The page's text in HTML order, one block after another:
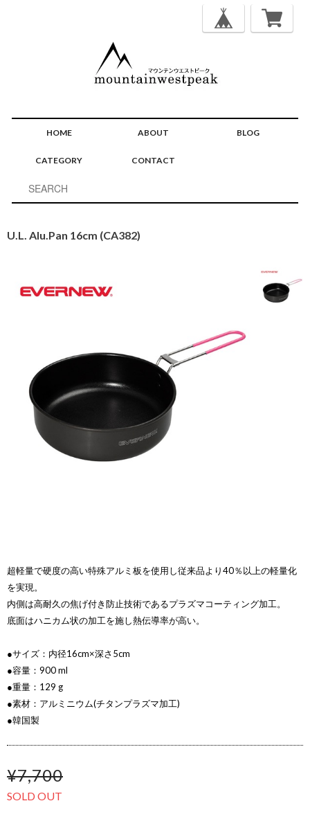
HOME ABOUT BLOG
CATEGORY CONTACT
U.L. Alu.Pan 16cm (CA382)
超軽量で硬度の高い特殊アルミ板を使用し従来品より40％以上の軽量化
を実現。
内側は高耐久の焦げ付き防止技術であるプラズマコーティング加工。
底面はハニカム状の加工を施し熱伝導率が高い。
●サイズ：内径16cm×深さ5cm
●容量：900 ml
●重量：129 g
●素材：アルミニウム(チタンプラズマ加工)
●韓国製
¥7,700
SOLD OUT